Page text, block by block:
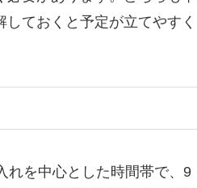
ておくと予定が立てやすく
れを中心とした時間帯で、9